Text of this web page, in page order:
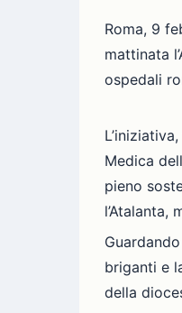
Roma, 9
mattinata
ospedali
Medica
pieno
briganti e
della